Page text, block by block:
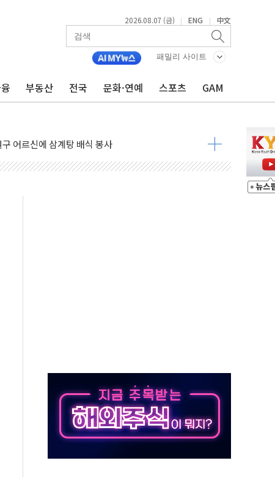
2026.08.07 (금) | ENG | 中文
패밀리 사이트
부동산 전국 문화·연예 스포츠 GAM
량진·장위 서울 알짜 단지 주목
' 규탄 결의안 발의…이준석·한동훈 동참
용하니…재건축보다 재개발 사업성 개선↑
츠 '소셜아이어워드' 대상 수상
라진다, OK·애큐온·페퍼만 남아
서울서 40도 넘어
54조 투자…D램·낸드 동시 증설
가 이끈 '기술주 상승장'
, SK하이닉스 레버리지는 급락
자산격차 해소' 특위 출범…"소외되는 계층 없도록"
…신제품 효과에 실적 호조
110명 등 1100명 참석...인사·처우 관심
기초화학 가격 강세 완화"
산으로 확산...헬기 3대 투입 진화 중